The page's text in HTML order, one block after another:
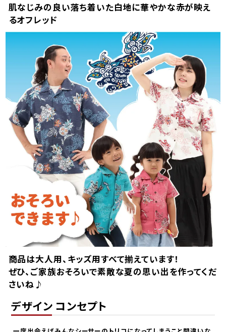
肌なじみの良い落ち着いた白地に華やかな赤が映え
るオフレッド
商品は大人用、キッズ用すべて揃えています！
ぜひ、ご家族おそろいで素敵な夏の思い出を作ってくだ
さいね♪
デザイン コンセプト